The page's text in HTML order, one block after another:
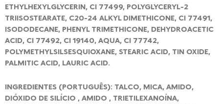
ETHYLHEXYLGLYCERIN, CI 77499, POLYGLYCERYL-2
TRIISOSTEARATE, C20-24 ALKYL DIMETHICONE, CI 77491,
ISODODECANE, PHENYL TRIMETHICONE, DEHYDROACETIC
ACID, CI 77492, CI 19140, AQUA, CI 77742,
POLYMETHYLSILSESQUIOXANE, STEARIC ACID, TIN OXIDE,
PALMITIC ACID, LAURIC ACID.
INGREDIENTES (PORTUGUÊS): TALCO, MICA, AMIDO,
DIÓXIDO DE SILÍCIO , AMIDO , TRIETILEXANOÍNA,